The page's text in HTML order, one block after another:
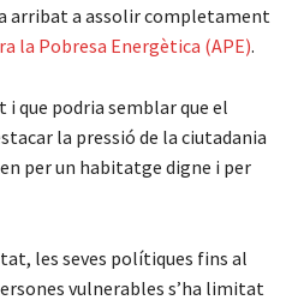
arribat a assolir completament
la Pobresa Energètica (APE).
que podria semblar que el
la pressió de la ciutadania
per un habitatge digne i per
les seves polítiques fins al
vulnerables s’ha limitat